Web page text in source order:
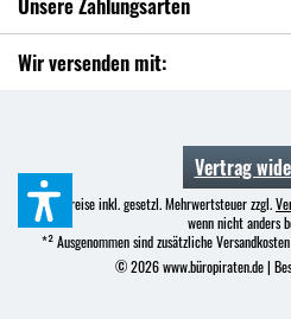
Wir versenden mit:
Vertrag
* Alle Preise inkl. gesetzl. Mehrwertsteuer zzgl.
wenn nicht anders
*² Ausgenommen sind zusätzliche
© 2026 www.büropiraten.de |